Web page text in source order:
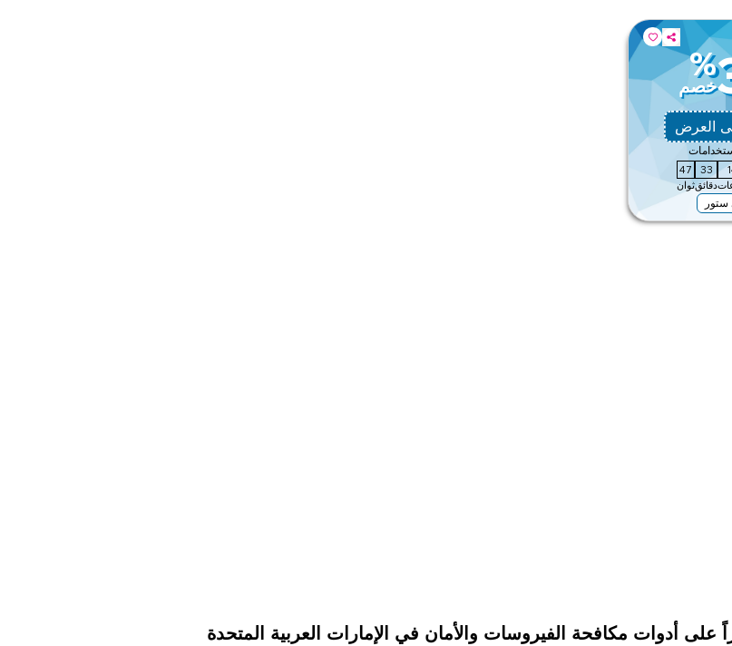
%
خصم
العرض
33
دقائق
46
ثوان
ستور
أدوات مكافحة الفيروسات والأمان في الإمارات العربية المتحدة